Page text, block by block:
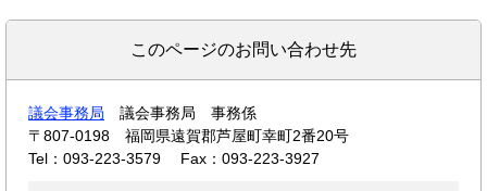
このページのお問い合わせ先
議会事務局
議会事務局 事務係
〒807-0198
福岡県遠賀郡芦屋町幸町2番20号
Tel：093-223-3579
Fax：093-223-3927